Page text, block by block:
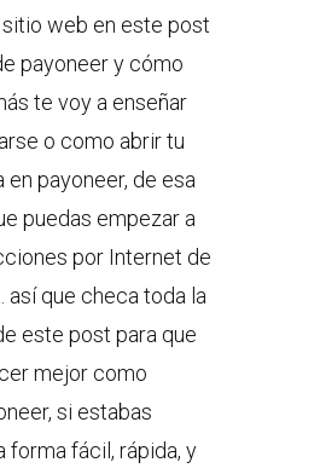
web en este post
payoneer y cómo
te voy a enseñar
o como abrir tu
payoneer, de esa
puedas empezar a
por Internet de
así que checa toda la
este post para que
mejor como
si estabas
forma fácil, rápida, y